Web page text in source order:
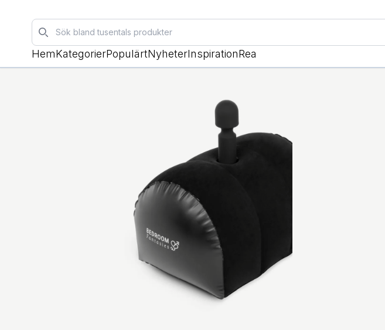
Sök
HemKategorierPopulärtNyheterInspirationRea